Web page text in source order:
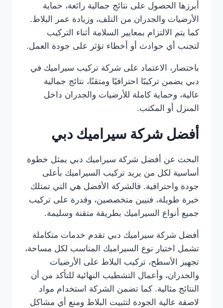
أبرزها الحصول على نتائج جمالية رائعة، حماية
الأرضيات والجدران من التلف، وزيادة عمر البلاط.
كما يتم الالتزام بمعايير السلامة أثناء التركيب
لتجنب أي حوادث أو أخطاء تؤثر على جودة العمل.
باختصار، الاعتماد على شركة تركيب سيراميك في
دبي يضمن تركيبًا احترافيًا ومتقنًا، نتائج جمالية
عالية، وحماية كاملة للأرضيات والجدران داخل
المنزل أو المكتب.
أفضل شركة سيراميك دبي
البحث عن أفضل شركة سيراميك دبي يمثل خطوة
أساسية لكل من يريد تركيب السيراميك بأعلى
جودة واحترافية. فالشركة الأفضل هي التي تمتلك
خبرة طويلة، فنيين متخصصين، وقدرة على تركيب
جميع أنواع السيراميك بطريقة متقنة وسليمة.
أفضل شركة سيراميك دبي تقدم خدمات متكاملة
تشمل اختيار نوع السيراميك المناسب لكل مساحة،
تجهيز الأسطح، تركيب البلاط على الأرضيات
والجدران، وأعمال التشطيب النهائية للتأكد من أن
النتائج مثالية. كما تضمن الشركة استخدام مواد
لاصقة عالية الجودة لتثبيت البلاط ومنع أي مشاكل